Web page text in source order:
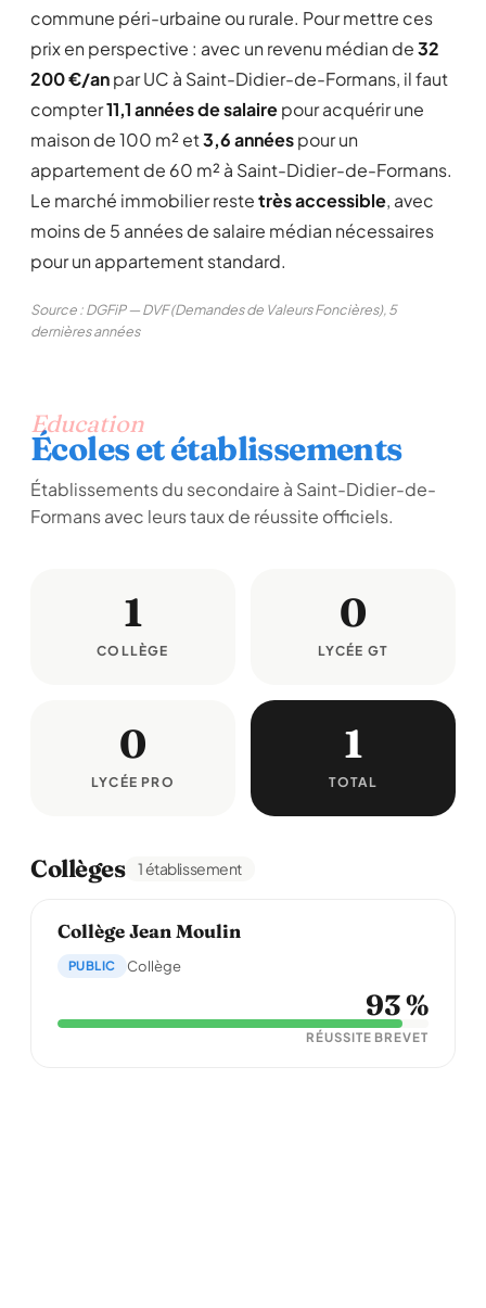
commune péri-urbaine ou rurale. Pour mettre ces
prix en perspective : avec un revenu médian de32
200 €/anpar UC à Saint-Didier-de-Formans, il faut
compter11,1 années de salairepour acquérir une
maison de 100 m² et3,6 annéespour un
appartement de 60 m² à Saint-Didier-de-Formans.
Le marché immobilier restetrès accessible, avec
moins de 5 années de salaire médian nécessaires
pour un appartement standard.
Source : DGFiP — DVF (Demandes de Valeurs Foncières), 5
dernières années
Education
Écoles et établissements
Établissements du secondaire à Saint-Didier-de-
Formans avec leurs taux de réussite officiels.
1
COLLÈGE
0
LYCÉE GT
0
LYCÉE PRO
1
TOTAL
Collèges 1 établissement
Collège Jean Moulin
PUBLIC Collège
93 %
RÉUSSITE BREVET